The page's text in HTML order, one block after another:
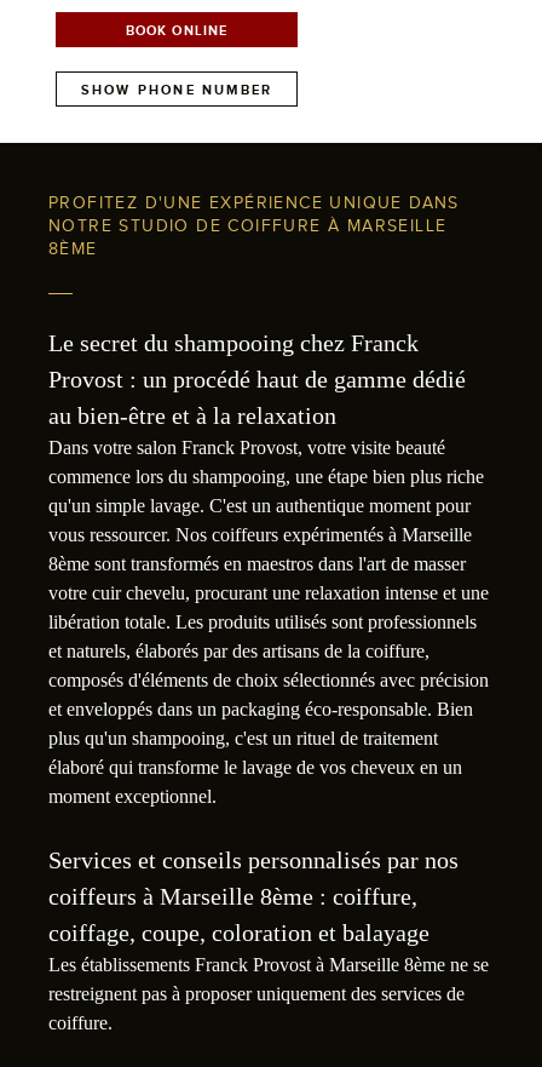
BOOK ONLINE
SHOW PHONE NUMBER
PROFITEZ D'UNE EXPÉRIENCE UNIQUE DANS
NOTRE STUDIO DE COIFFURE À MARSEILLE
8ÈME
Le secret du shampooing chez Franck
Provost : un procédé haut de gamme dédié
au bien-être et à la relaxation
Dans votre salon Franck Provost, votre visite beauté
commence lors du shampooing, une étape bien plus riche
qu'un simple lavage. C'est un authentique moment pour
vous ressourcer. Nos coiffeurs expérimentés à Marseille
8ème sont transformés en maestros dans l'art de masser
votre cuir chevelu, procurant une relaxation intense et une
libération totale. Les produits utilisés sont professionnels
et naturels, élaborés par des artisans de la coiffure,
composés d'éléments de choix sélectionnés avec précision
et enveloppés dans un packaging éco-responsable. Bien
plus qu'un shampooing, c'est un rituel de traitement
élaboré qui transforme le lavage de vos cheveux en un
moment exceptionnel.
Services et conseils personnalisés par nos
coiffeurs à Marseille 8ème : coiffure,
coiffage, coupe, coloration et balayage
Les établissements Franck Provost à Marseille 8ème ne se
restreignent pas à proposer uniquement des services de
coiffure.